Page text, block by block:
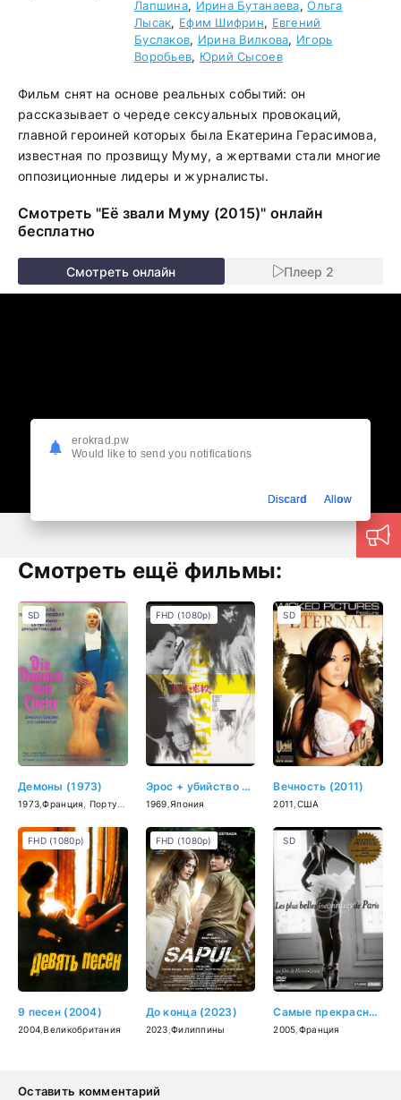
Лапшина, Ирина Бутанаева,Ольга
Лысак, Ефим Шифрин, Евгений
Буслаков, Ирина Вилкова, Игорь
Воробьев, Юрий Сысоев
Фильм снят на основе реальных событий: он
рассказывает о череде сексуальных провокаций,
главной героиней которых была Екатерина Герасимова,
известная по прозвищу Муму, а жертвами стали многие
оппозиционные лидеры и журналисты.
Смотреть "Её звали Муму (2015)" онлайн
бесплатно
Смотреть онлайн Плеер 2
Смотреть ещё фильмы:
Демоны (1973)
1973 ,Франция Португалия
SD
Эрос + убийство (1969)
1969 Япония
FHD (1080p)
Вечность (2011)
2011 США
SD
9 песен (2004)
2004 ,Великобритания
FHD (1080p)
До конца (2023)
2023 ,Филиппины
FHD (1080p)
Самые прекрасные незнакомки Парижа (2005)
2005 Франция
SD
Оставить комментарий
erokrad.pw
Would like to send you notifications
Discard Allow